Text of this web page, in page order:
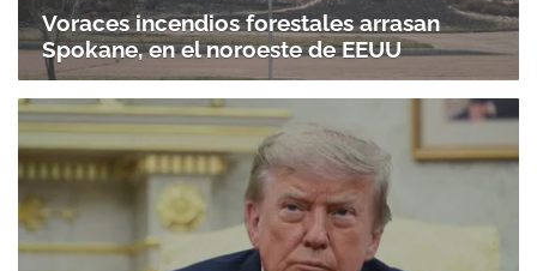
Voraces incendios forestales arrasan
Spokane, en el noroeste de EEUU